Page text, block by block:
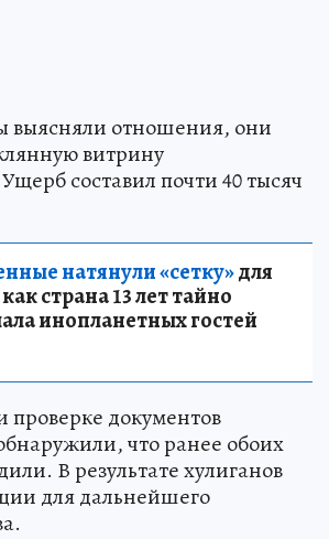
выясняли отношения, они
витрину
составил почти 40 тысяч
натянули «сетку»для
страна 13 лет тайно
инопланетных гостей
проверке документов
что ранее обоих
В результате хулиганов
для дальнейшего